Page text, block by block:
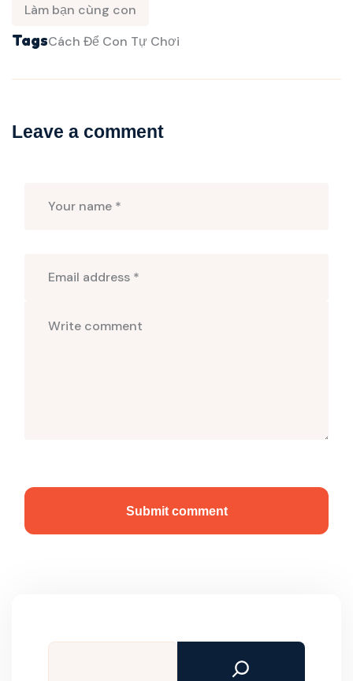
Làm bạn cùng con
TagsCách Để Con Tự Chơi
Leave a comment
Submit comment
Tìm